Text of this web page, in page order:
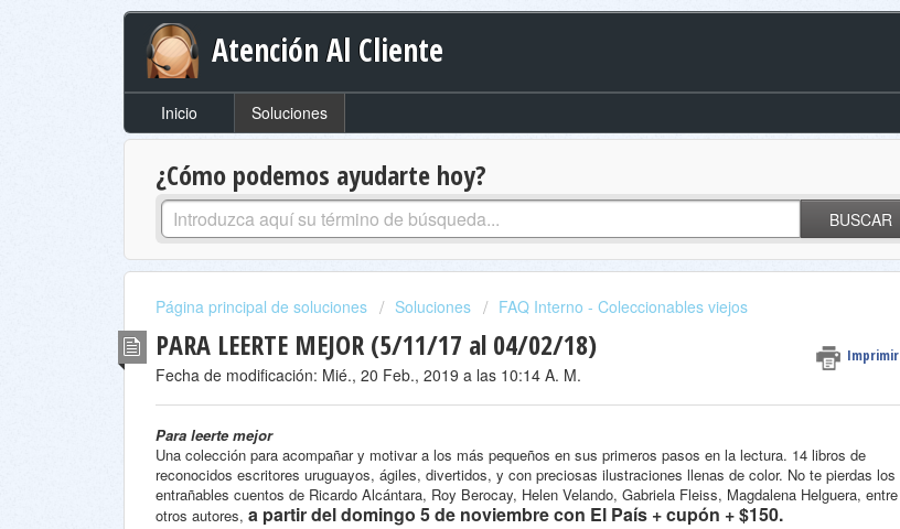
Atención Al Cliente
Inicio Soluciones
¿Cómo podemos ayudarte hoy?
BUSCAR
Página principal de soluciones Soluciones FAQ Interno - Coleccionables viejos
PARA LEERTE MEJOR (5/11/17 al 04/02/18) Imprimir
Fecha de modificación: Mié., 20 Feb., 2019 a las 10:14 A. M.
Para leerte mejor
Una colección para acompañar y motivar a los más pequeños en sus primeros pasos en la lectura. 14 libros de
reconocidos escritores uruguayos, ágiles, divertidos, y con preciosas ilustraciones llenas de color. No te pierdas los
entrañables cuentos de Ricardo Alcántara, Roy Berocay, Helen Velando, Gabriela Fleiss, Magdalena Helguera, entre
otros autores, a partir del domingo 5 de noviembre con El País + cupón + $150.